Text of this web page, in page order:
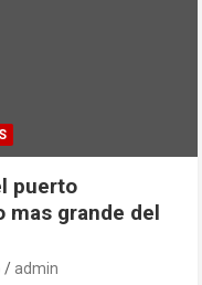
puerto
mas grande del
admin